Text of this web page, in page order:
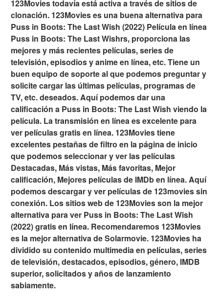
123Movies todavía está activa a través de sitios de
clonación. 123Movies es una buena alternativa para
Puss in Boots: The Last Wish (2022) Película en línea
Puss in Boots: The Last Wishrs, proporciona las
mejores y más recientes películas, series de
televisión, episodios y anime en línea, etc. Tiene un
buen equipo de soporte al que podemos preguntar y
solicite cargar las últimas películas, programas de
TV, etc. deseados. Aquí podemos dar una
calificación a Puss in Boots: The Last Wish viendo la
película. La transmisión en línea es excelente para
ver películas gratis en línea. 123Movies tiene
excelentes pestañas de filtro en la página de inicio
que podemos seleccionar y ver las películas
Destacadas, Más vistas, Más favoritas, Mejor
calificación, Mejores películas de IMDb en línea. Aquí
podemos descargar y ver películas de 123movies sin
conexión. Los sitios web de 123Movies son la mejor
alternativa para ver Puss in Boots: The Last Wish
(2022) gratis en línea. Recomendaremos 123Movies
es la mejor alternativa de Solarmovie. 123Movies ha
dividido su contenido multimedia en películas, series
de televisión, destacados, episodios, género, IMDB
superior, solicitados y años de lanzamiento
sabiamente.